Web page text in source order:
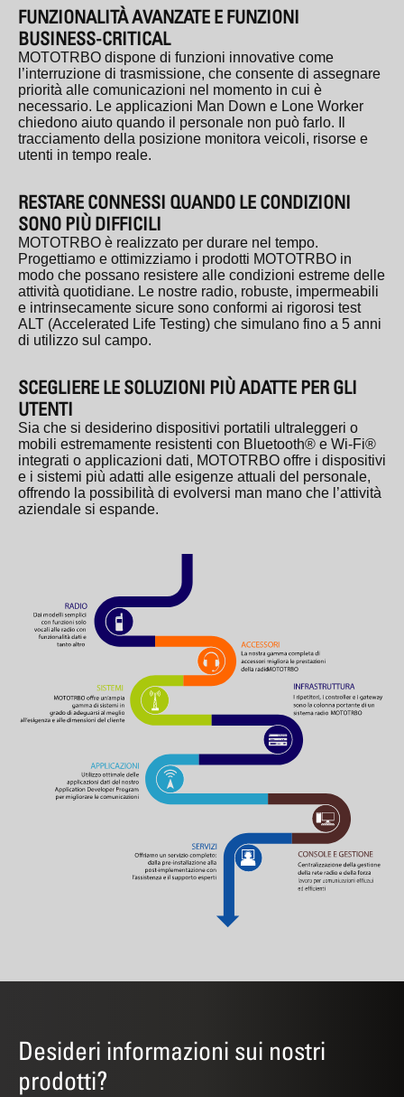
FUNZIONALITÀ AVANZATE E FUNZIONI
BUSINESS-CRITICAL
MOTOTRBO dispone di funzioni innovative come
l’interruzione di trasmissione, che consente di assegnare
priorità alle comunicazioni nel momento in cui è
necessario. Le applicazioni Man Down e Lone Worker
chiedono aiuto quando il personale non può farlo. Il
tracciamento della posizione monitora veicoli, risorse e
utenti in tempo reale.
RESTARE CONNESSI QUANDO LE CONDIZIONI
SONO PIÙ DIFFICILI
MOTOTRBO è realizzato per durare nel tempo.
Progettiamo e ottimizziamo i prodotti MOTOTRBO in
modo che possano resistere alle condizioni estreme delle
attività quotidiane. Le nostre radio, robuste, impermeabili
e intrinsecamente sicure sono conformi ai rigorosi test
ALT (Accelerated Life Testing) che simulano fino a 5 anni
di utilizzo sul campo.
SCEGLIERE LE SOLUZIONI PIÙ ADATTE PER GLI
UTENTI
Sia che si desiderino dispositivi portatili ultraleggeri o
mobili estremamente resistenti con Bluetooth® e Wi-Fi®
integrati o applicazioni dati, MOTOTRBO offre i dispositivi
e i sistemi più adatti alle esigenze attuali del personale,
offrendo la possibilità di evolversi man mano che l’attività
aziendale si espande.
Desideri informazioni sui nostri
prodotti?